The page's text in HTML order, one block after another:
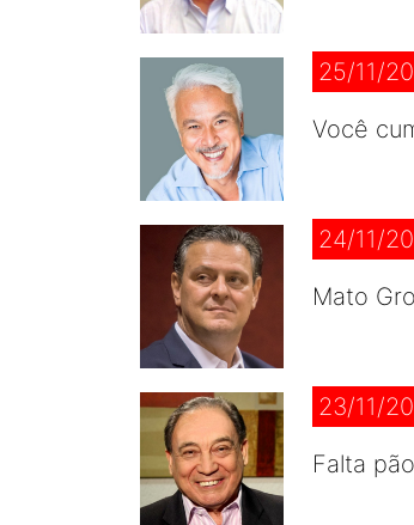
25/11/
Você
24/11/
Mato
23/11/
Falta